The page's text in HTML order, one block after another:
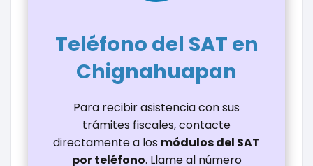
Teléfono del SAT en
Chignahuapan
Para recibir asistencia con sus
trámites fiscales, contacte
directamente a los módulos del SAT
por teléfono. Llame al número